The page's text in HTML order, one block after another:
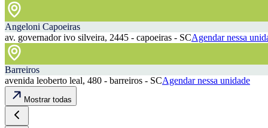
Angeloni Capoeiras
av. governador ivo silveira, 2445 - capoeiras - SCAgendar nessa
Barreiros
avenida leoberto leal, 480 - barreiros - SCAgendar nessa unidade
Mostrar todas